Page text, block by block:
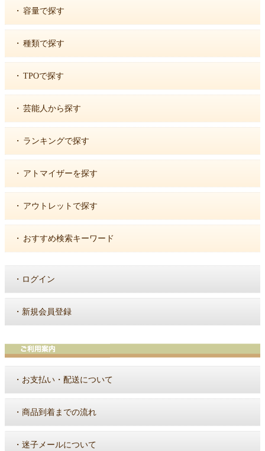
・ 容量で探す
・ 種類で探す
・ TPOで探す
・ 芸能人から探す
・ ランキングで探す
・ アトマイザーを探す
・ アウトレットで探す
・ おすすめ検索キーワード
・ ログイン
・ 新規会員登録
・ お支払い・配送について
・ 商品到着までの流れ
・ 迷子メールについて